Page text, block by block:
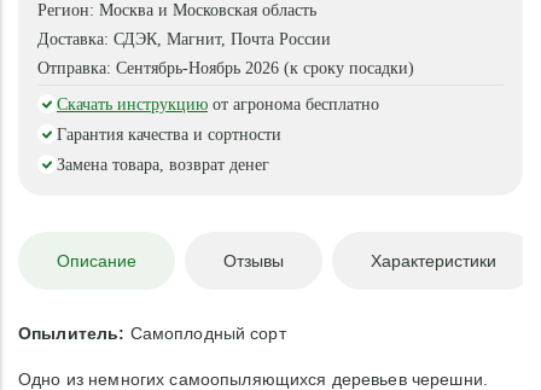
Регион: Москва и Московская область
Доставка: СДЭК, Магнит, Почта России
Отправка: Сентябрь-Ноябрь 2026 (к сроку посадки)
Скачать инструкцию от агронома бесплатно
Гарантия качества и сортности
Замена товара, возврат денег
Описание Отзывы Характеристики
Опылитель: Самоплодный сорт
Одно из немногих самоопыляющихся деревьев черешни.